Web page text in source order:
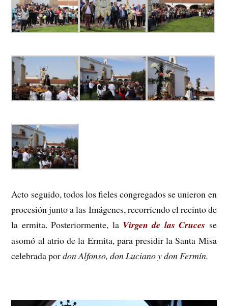
Acto seguido, todos los fieles congregados se unieron en
procesión junto a las Imágenes, recorriendo el recinto de
la ermita. Posteriormente, la Virgen de las Cruces se
asomó al atrio de la Ermita, para presidir la Santa Misa
celebrada pordon Alfonso, don Luciano y don Fermín.